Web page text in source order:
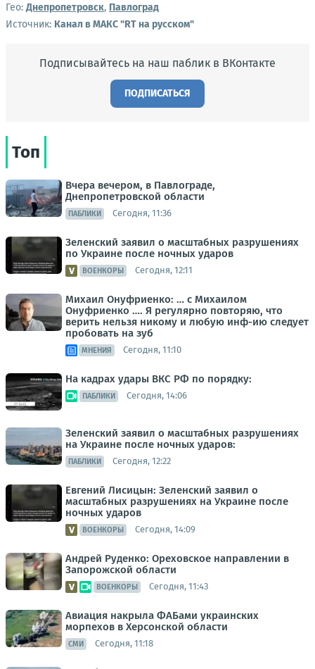
Гео:Днепропетровск, Павлоград
Источник: Канал в МАКС "RT на русском"
Подписывайтесь на наш паблик в ВКонтакте
ПОДПИСАТЬСЯ
Топ
Вчера вечером, в Павлограде,
Днепропетровской области
ПАБЛИКИ Сегодня, 11:36
Зеленский заявил о масштабных разрушениях
по Украине после ночных ударов
ВОЕНКОРЫ Сегодня, 12:11
Михаил Онуфриенко: … с Михаилом
Онуфриенко …. Я регулярно повторяю, что
верить нельзя никому и любую инф-ию следует
пробовать на зуб
МНЕНИЯ Сегодня, 11:10
На кадрах удары ВКС РФ по порядку:
ПАБЛИКИ Сегодня, 14:06
Зеленский заявил о масштабных разрушениях
на Украине после ночных ударов:
ПАБЛИКИ Сегодня, 12:22
Евгений Лисицын: Зеленский заявил о
масштабных разрушениях на Украине после
ночных ударов
ВОЕНКОРЫ Сегодня, 14:09
Андрей Руденко: Ореховское направлении в
Запорожской области
ВОЕНКОРЫ Сегодня, 11:43
Авиация накрыла ФАБами украинских
морпехов в Херсонской области
СМИ Сегодня, 11:18